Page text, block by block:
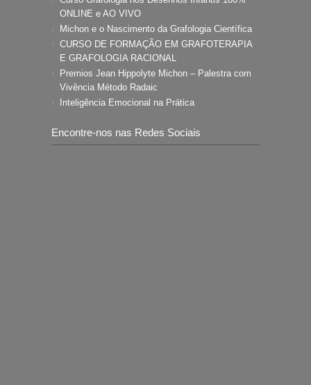
ONLINE e AO VIVO
Michon e o Nascimento da Grafologia Científica
CURSO DE FORMAÇÃO EM GRAFOTERAPIA
E GRAFOLOGIA RACIONAL
Premios Jean Hippolyte Michon – Palestra com
Vivência Método Radaic
Inteligência Emocional na Prática
Encontre-nos nas Redes Sociais